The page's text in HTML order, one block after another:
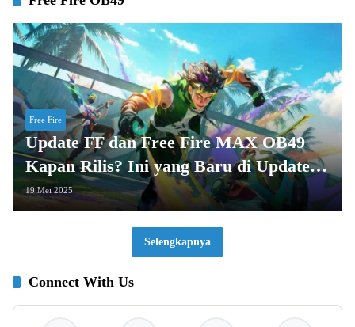
Free Fire
Update FF dan Free Fire MAX OB49
Kapan Rilis? Ini yang Baru di Update
Tersebut
19 Mei 2025
Selengkapnya
Connect With Us